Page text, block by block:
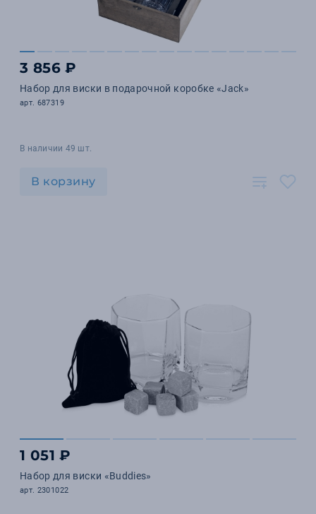
3 856 ₽
Набор для виски в подарочной коробке «Jack»
арт. 687319
В наличии 49 шт.
В корзину
1 051 ₽
Набор для виски «Buddies»
арт. 2301022